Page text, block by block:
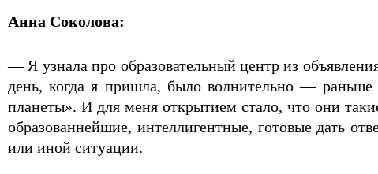
Анна Соколова:
— Я узнала про образовательный центр из
день, когда я пришла, было волнительно —
планеты». И для меня открытием стало, что они
образованнейшие, интеллигентные, готовые дать
или иной ситуации.